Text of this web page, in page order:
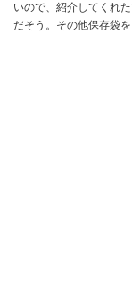
いので、紹介してくれ
だそう。その他保存袋